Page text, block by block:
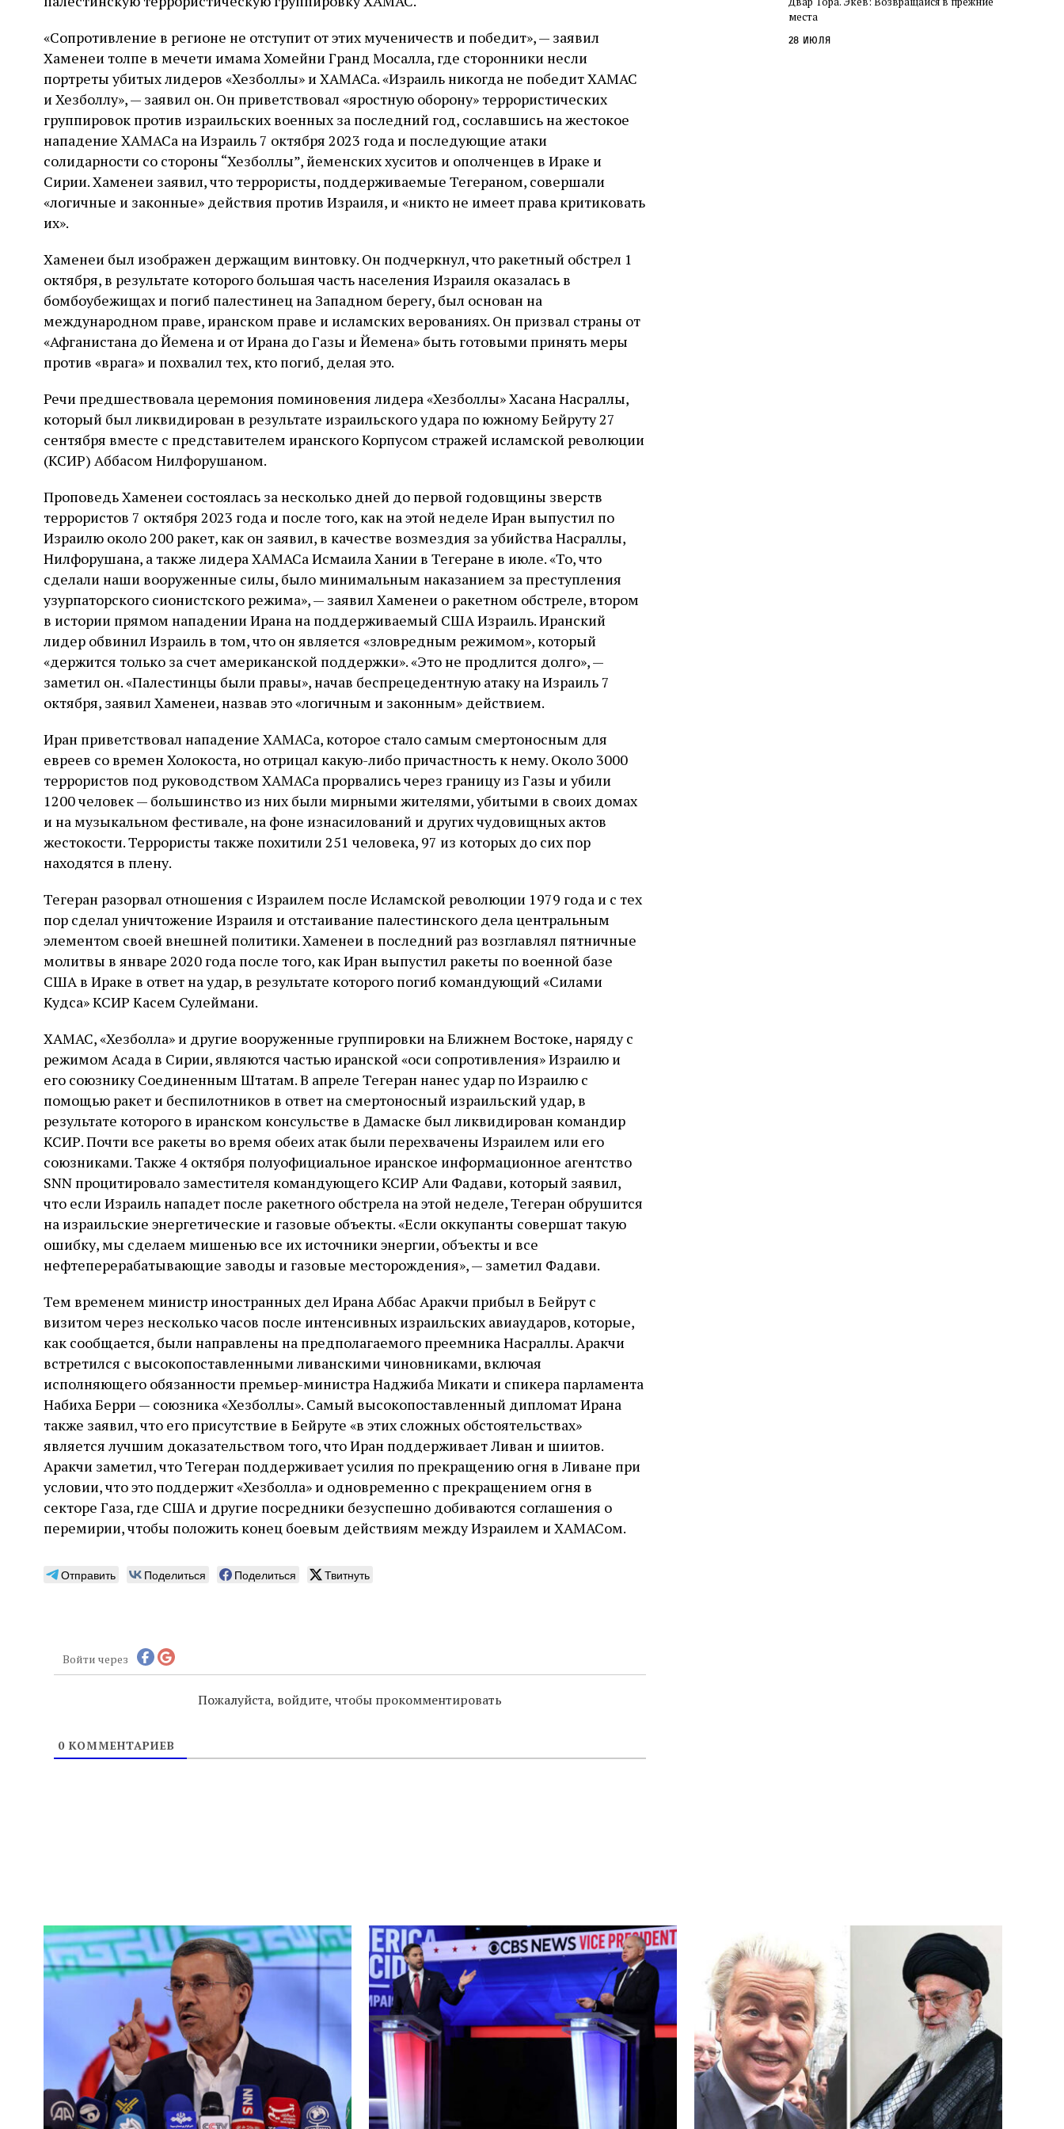
«Сопротивление в регионе не отступит от этих мученичеств и победит», — заявил
Хаменеи толпе в мечети имама Хомейни Гранд Мосалла, где сторонники несли
портреты убитых лидеров «Хезболлы» и ХАМАСа. «Израиль никогда не победит ХАМАС
и Хезболлу», — заявил он. Он приветствовал «яростную оборону» террористических
группировок против израильских военных за последний год, сославшись на жестокое
нападение ХАМАСа на Израиль 7 октября 2023 года и последующие атаки
солидарности со стороны “Хезболлы”, йеменских хуситов и ополченцев в Ираке и
Сирии. Хаменеи заявил, что террористы, поддерживаемые Тегераном, совершали
«логичные и законные» действия против Израиля, и «никто не имеет права критиковать
их».
Хаменеи был изображен держащим винтовку. Он подчеркнул, что ракетный обстрел 1
октября, в результате которого большая часть населения Израиля оказалась в
бомбоубежищах и погиб палестинец на Западном берегу, был основан на
международном праве, иранском праве и исламских верованиях. Он призвал страны от
«Афганистана до Йемена и от Ирана до Газы и Йемена» быть готовыми принять меры
против «врага» и похвалил тех, кто погиб, делая это.
Речи предшествовала церемония поминовения лидера «Хезболлы» Хасана Насраллы,
который был ликвидирован в результате израильского удара по южному Бейруту 27
сентября вместе с представителем иранского Корпусом стражей исламской революции
(КСИР) Аббасом Нилфорушаном.
Проповедь Хаменеи состоялась за несколько дней до первой годовщины зверств
террористов 7 октября 2023 года и после того, как на этой неделе Иран выпустил по
Израилю около 200 ракет, как он заявил, в качестве возмездия за убийства Насраллы,
Нилфорушана, а также лидера ХАМАСа Исмаила Хании в Тегеране в июле. «То, что
сделали наши вооруженные силы, было минимальным наказанием за преступления
узурпаторского сионистского режима», — заявил Хаменеи о ракетном обстреле, втором
в истории прямом нападении Ирана на поддерживаемый США Израиль. Иранский
лидер обвинил Израиль в том, что он является «зловредным режимом», который
«держится только за счет американской поддержки». «Это не продлится долго», —
заметил он. «Палестинцы были правы», начав беспрецедентную атаку на Израиль 7
октября, заявил Хаменеи, назвав это «логичным и законным» действием.
Иран приветствовал нападение ХАМАСа, которое стало самым смертоносным для
евреев со времен Холокоста, но отрицал какую-либо причастность к нему. Около 3000
террористов под руководством ХАМАСа прорвались через границу из Газы и убили
1200 человек — большинство из них были мирными жителями, убитыми в своих домах
и на музыкальном фестивале, на фоне изнасилований и других чудовищных актов
жестокости. Террористы также похитили 251 человека, 97 из которых до сих пор
находятся в плену.
Тегеран разорвал отношения с Израилем после Исламской революции 1979 года и с тех
пор сделал уничтожение Израиля и отстаивание палестинского дела центральным
элементом своей внешней политики. Хаменеи в последний раз возглавлял пятничные
молитвы в январе 2020 года после того, как Иран выпустил ракеты по военной базе
США в Ираке в ответ на удар, в результате которого погиб командующий «Силами
Кудса» КСИР Касем Сулеймани.
ХАМАС, «Хезболла» и другие вооруженные группировки на Ближнем Востоке, наряду с
режимом Асада в Сирии, являются частью иранской «оси сопротивления» Израилю и
его союзнику Соединенным Штатам. В апреле Тегеран нанес удар по Израилю с
помощью ракет и беспилотников в ответ на смертоносный израильский удар, в
результате которого в иранском консульстве в Дамаске был ликвидирован командир
КСИР. Почти все ракеты во время обеих атак были перехвачены Израилем или его
союзниками. Также 4 октября полуофициальное иранское информационное агентство
SNN процитировало заместителя командующего КСИР Али Фадави, который заявил,
что если Израиль нападет после ракетного обстрела на этой неделе, Тегеран обрушится
на израильские энергетические и газовые объекты. «Если оккупанты совершат такую ​​
ошибку, мы сделаем мишенью все их источники энергии, объекты и все
нефтеперерабатывающие заводы и газовые месторождения», — заметил Фадави.
Тем временем министр иностранных дел Ирана Аббас Аракчи прибыл в Бейрут с
визитом через несколько часов после интенсивных израильских авиаударов, которые,
как сообщается, были направлены на предполагаемого преемника Насраллы. Аракчи
встретился с высокопоставленными ливанскими чиновниками, включая
исполняющего обязанности премьер-министра Наджиба Микати и спикера парламента
Набиха Берри — союзника «Хезболлы». Самый высокопоставленный дипломат Ирана
также заявил, что его присутствие в Бейруте «в этих сложных обстоятельствах»
является лучшим доказательством того, что Иран поддерживает Ливан и шиитов.
Аракчи заметил, что Тегеран поддерживает усилия по прекращению огня в Ливане при
условии, что это поддержит «Хезболла» и одновременно с прекращением огня в
секторе Газа, где США и другие посредники безуспешно добиваются соглашения о
перемирии, чтобы положить конец боевым действиям между Израилем и ХАМАСом.
Отправить Поделиться Поделиться Твитнуть
Войти через
Пожалуйста, войдите, чтобы прокомментировать
0КОММЕНТАРИЕВ
слово в переводе Библии
места
28 июля